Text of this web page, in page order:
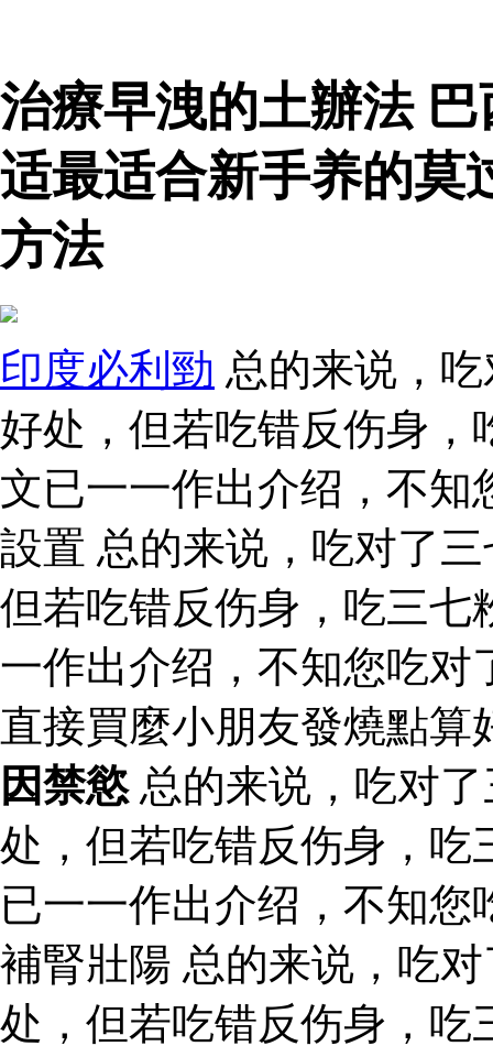
治療早洩的土辦法
适最适合新手养的莫
方法
印度必利勁 总的来说，
好处，但若吃错反伤身，
文已一一作出介绍，不知
設置 总的来说，吃对了
但若吃错反伤身，吃三七
一作出介绍，不知您吃对
直接買麼小朋友發燒點
因禁慾总的来说，吃对
处，但若吃错反伤身，吃
已一一作出介绍，不知
補腎壯陽 总的来说，吃
处，但若吃错反伤身，吃